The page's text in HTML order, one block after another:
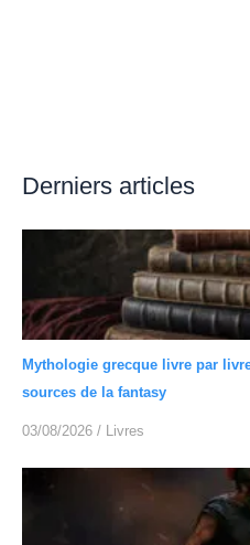
Derniers articles
Mythologie grecque livre par
sources de la fantasy
03/08/2026 / Livres